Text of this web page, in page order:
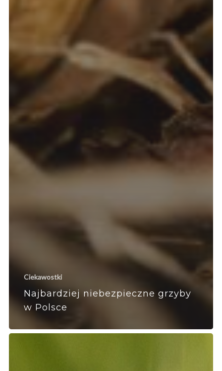
Ciekawostki
Najbardziej niebezpieczne grzyby
w Polsce